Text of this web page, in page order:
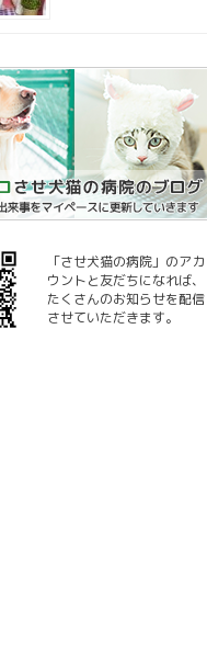
「させ犬猫の病院」のアカ
ウントと友だちになれば、
たくさんのお知らせを配信
させていただきます。